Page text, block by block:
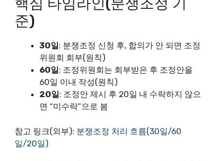
핵심 타임라인(분쟁조정 기
준)
30일: 분쟁조정 신청 후, 합의가 안 되면 조정
위원회 회부(원칙)
60일: 조정위원회는 회부받은 후 조정안을
60일 이내 작성(원칙)
20일: 조정안 제시 후 20일 내 수락하지 않으
면 “미수락”으로 봄
참고 링크(외부): 분쟁조정 처리 흐름(30일/60
일/20일)